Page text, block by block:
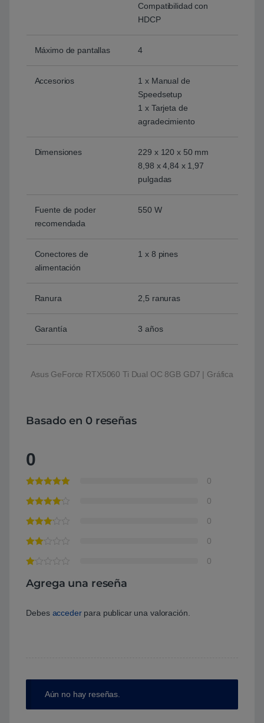
Compatibilidad con
HDCP
Máximo de pantallas 4
Accesorios
1 x Manual de
Speedsetup
1 x Tarjeta de
agradecimiento
Dimensiones
229 x 120 x 50 mm
8,98 x 4,84 x 1,97
pulgadas
Fuente de poder
recomendada
550 W
Conectores de
alimentación
1 x 8 pines
Ranura 2,5 ranuras
Garantía 3 años
Asus GeForce RTX5060 Ti Dual OC 8GB GD7 | Gráfica
Basado en 0 reseñas
0
0
0
0
0
0
Agrega una reseña
Debes accederpara publicar una valoración.
Aún no hay reseñas.